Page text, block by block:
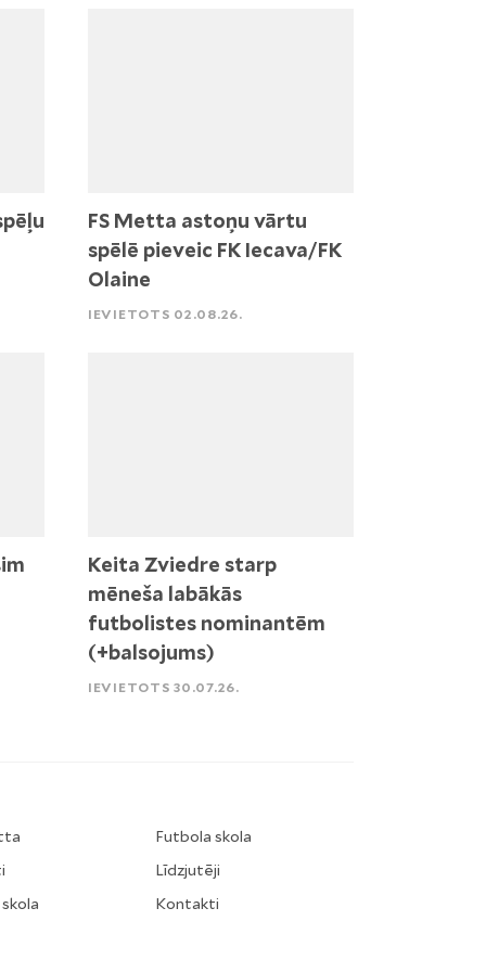
FS Metta astoņu vārtu
spēlē pieveic FK Iecava/FK
Olaine
IEVIETOTS 02.08.26.
Keita Zviedre starp
mēneša labākās
futbolistes nominantēm
(+balsojums)
IEVIETOTS 30.07.26.
Futbola skola
Līdzjutēji
Kontakti